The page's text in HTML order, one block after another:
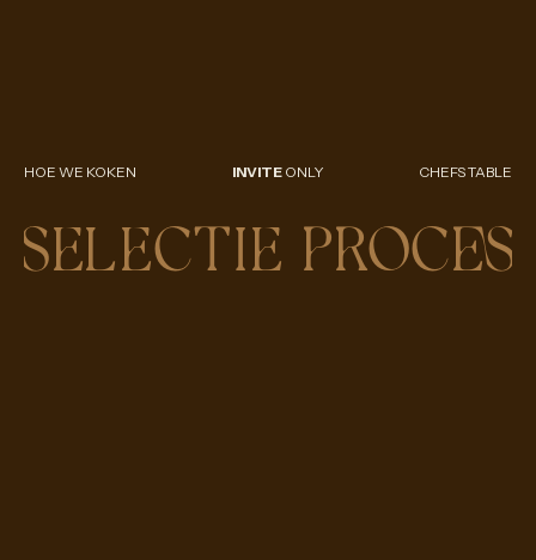
HOE WE KOKEN INVITEONLY CHEFS TABLE
SELECTIE PROCES